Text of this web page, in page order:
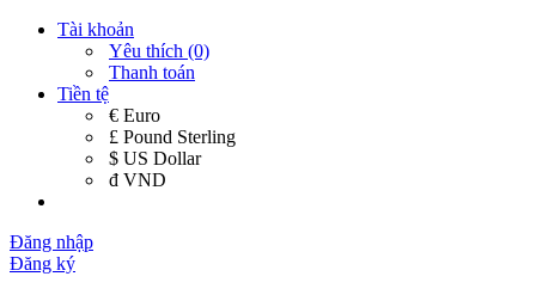
Tài khoản
Yêu thích (0)
Thanh toán
Tiền tệ
€ Euro
£ Pound Sterling
$ US Dollar
đ VND
Đăng nhập
Đăng ký